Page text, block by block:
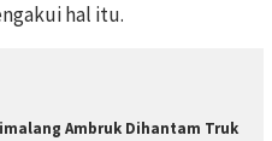
hal itu.
Ambruk Dihantam Truk